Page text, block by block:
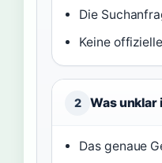
Die
Keine
2 Was unklar
Das genaue